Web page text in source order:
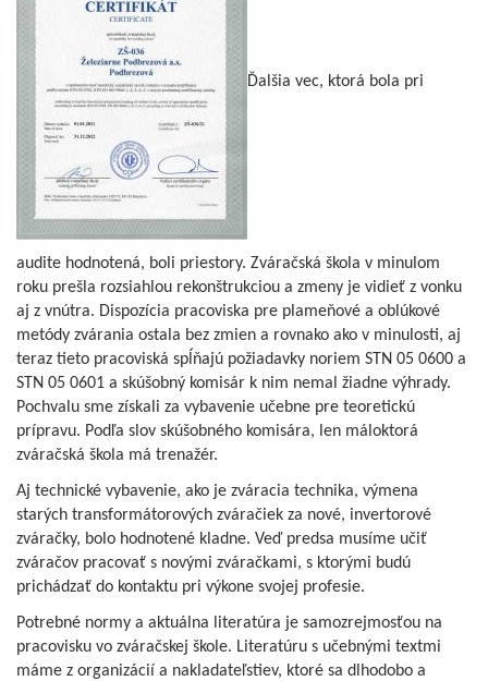
Ďalšia vec, ktorá bola pri
audite hodnotená, boli priestory. Zváračská škola v minulom
roku prešla rozsiahlou rekonštrukciou a zmeny je vidieť z vonku
aj z vnútra. Dispozícia pracoviska pre plameňové a oblúkové
metódy zvárania ostala bez zmien a rovnako ako v minulosti, aj
teraz tieto pracoviská spĺňajú požiadavky noriem STN 05 0600 a
STN 05 0601 a skúšobný komisár k nim nemal žiadne výhrady.
Pochvalu sme získali za vybavenie učebne pre teoretickú
prípravu. Podľa slov skúšobného komisára, len máloktorá
zváračská škola má trenažér.
Aj technické vybavenie, ako je zváracia technika, výmena
starých transformátorových zváračiek za nové, invertorové
zváračky, bolo hodnotené kladne. Veď predsa musíme učiť
zváračov pracovať s novými zváračkami, s ktorými budú
prichádzať do kontaktu pri výkone svojej profesie.
Potrebné normy a aktuálna literatúra je samozrejmosťou na
pracovisku vo zváračskej škole. Literatúru s učebnými textmi
máme z organizácií a nakladateľstiev, ktoré sa dlhodobo a